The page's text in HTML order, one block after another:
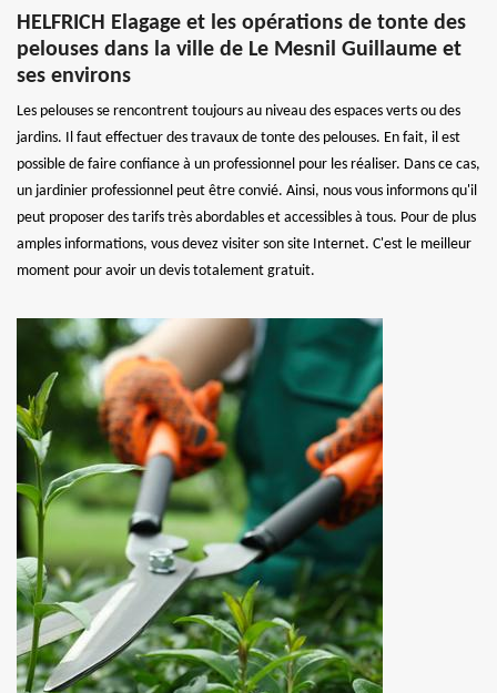
HELFRICH Elagage et les opérations de tonte des
pelouses dans la ville de Le Mesnil Guillaume et
ses environs
Les pelouses se rencontrent toujours au niveau des espaces verts ou des
jardins. Il faut effectuer des travaux de tonte des pelouses. En fait, il est
possible de faire confiance à un professionnel pour les réaliser. Dans ce cas,
un jardinier professionnel peut être convié. Ainsi, nous vous informons qu'il
peut proposer des tarifs très abordables et accessibles à tous. Pour de plus
amples informations, vous devez visiter son site Internet. C'est le meilleur
moment pour avoir un devis totalement gratuit.